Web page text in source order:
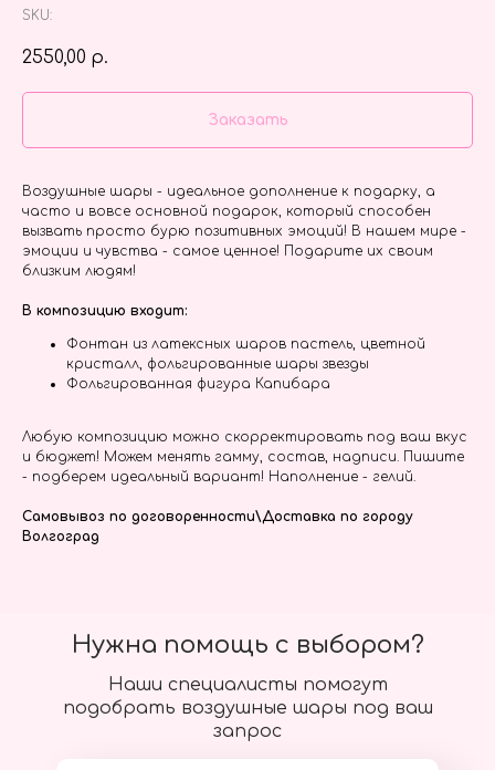
SKU:
2550,00 р.
Заказать
Воздушные шары - идеальное дополнение к подарку, а
часто и вовсе основной подарок, который способен
вызвать просто бурю позитивных эмоций! В нашем мире -
эмоции и чувства - самое ценное! Подарите их своим
близким людям!
В композицию входит:
Фонтан из латексных шаров пастель, цветной
кристалл, фольгированные шары звезды
Фольгированная фигура Капибара
Любую композицию можно скорректировать под ваш вкус
и бюджет! Можем менять гамму, состав, надписи. Пишите
- подберем идеальный вариант! Наполнение - гелий.
Самовывоз по договоренности\Доставка по городу
Волгоград
Наши специалисты помогут
подобрать воздушные шары под ваш
запрос
Нужна помощь с выбором?